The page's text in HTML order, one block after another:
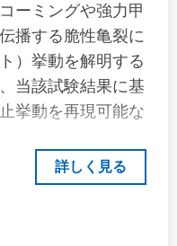
ーミングや強力甲
播する脆性亀裂に
）挙動を解明する
当該試験結果に基
挙動を再現可能な
詳しく見る